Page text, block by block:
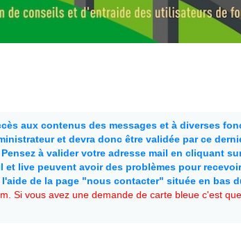
aux contenus des messages et à diverses
et devra donc être validée par ce
à valider votre adresse mail en cliquant
live peuvent avoir des problèmes pour
de la page "nous contacter" située en bas
Si vous avez une demande de carte bleue c'est